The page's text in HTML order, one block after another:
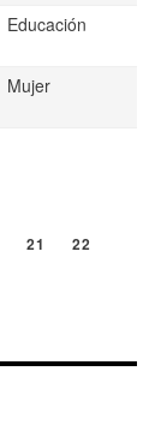
Educación
Mujer
21
22